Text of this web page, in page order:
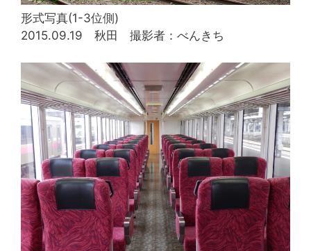
形式写真(1-3位側)
2015.09.19 秋田 撮影者：べんきち